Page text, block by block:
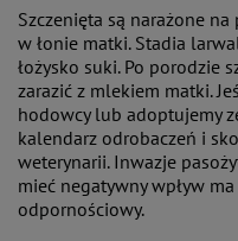
Szczenięta są narażone
w łonie matki. Stadia
łożysko suki. Po porodzie
zarazić z mlekiem matki.
hodowcy lub adoptujemy
kalendarz odrobaczeń i
weterynarii. Inwazje
mieć negatywny wpływ
odpornościowy.